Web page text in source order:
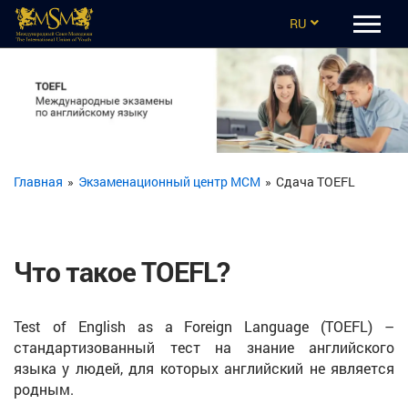
RU
EN
CZ
UA
ES
Главная » Экзаменационный центр МСМ » Сдача TOEFL
Что такое TOEFL?
Test of English as a Foreign Language (TOEFL) –
стандартизованный тест на знание английского
языка у людей, для которых английский не является
родным.